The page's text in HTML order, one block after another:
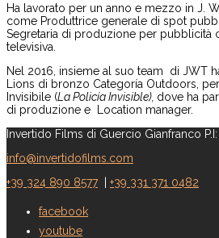
Ha lavorato per un anno e mezzo in J.
come Produttrice generale di spot
Segretaria di produzione per pubblicità
televisiva.
Nel 2016, insieme al suo team di JWT
Lions di bronzo Categoría Outdoors,
Invisibile (LaPolicíaInvisible), dove ha
di produzione e Location manager.
Invertido Films di Guercio Gianfranco
info@invertidofilms.com
+39 324 890 8577| +39 331 371 0482
facebook
youtube